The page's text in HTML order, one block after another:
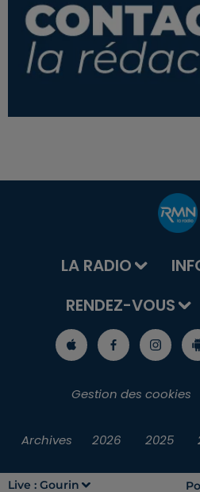
Live : Gourin
LA RADIO
RENDEZ-VOUS
Gestion des cookies
Archives 2026 2025